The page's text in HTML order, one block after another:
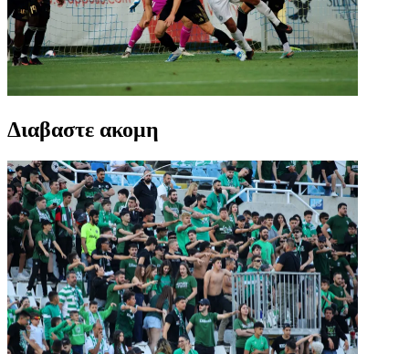
Διαβαστε ακομη